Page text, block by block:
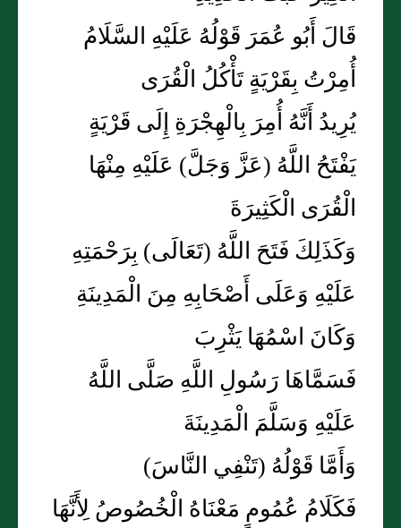
قَالَ أَبُو عُمَرَ قَوْلُهُ عَلَيْهِ السَّلَامُ
أُمِرْتُ بِقَرْيَةٍ تَأْكُلُ الْقُرَى
يُرِيدُ أَنَّهُ أُمِرَ بِالْهِجْرَةِ إِلَى قَرْيَةٍ
يَفْتَحُ اللَّهُ (عَزَّ وَجَلَّ) عَلَيْهِ مِنْهَا
الْقُرَى الْكَثِيرَةَ
وَكَذَلِكَ فَتَحَ اللَّهُ (تَعَالَى) بِرَحْمَتِهِ
عَلَيْهِ وَعَلَى أَصْحَابِهِ مِنَ الْمَدِينَةِ
وَكَانَ اسْمُهَا يَثْرِبَ
فَسَمَّاهَا رَسُولِ اللَّهِ صَلَّى اللَّهُ
عَلَيْهِ وَسَلَّمَ الْمَدِينَةَ
وَأَمَّا قَوْلُهُ (تَنْفِي النَّاسَ)
فَكَلَامُ عُمُومٍ مَعْنَاهُ الْخُصُوصُ لِأَنَّهَا